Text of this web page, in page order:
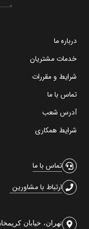
درباره ما
خدمات مشتریان
شرایط و مقررات
تماس با ما
آدرس شعب
شرایط همکاری
تماس با ما
ارتباط با مشاورین
تهران، خیابان